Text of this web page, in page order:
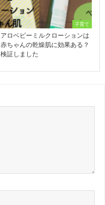
子育て
アロベビーミルクローションは
赤ちゃんの乾燥肌に効果ある？
検証しました